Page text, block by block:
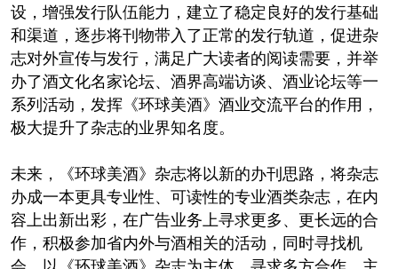
设，增强发行队伍能力，建立了稳定良好的发行基础
和渠道，逐步将刊物带入了正常的发行轨道，促进杂
志对外宣传与发行，满足广大读者的阅读需要，并举
办了酒文化名家论坛、酒界高端访谈、酒业论坛等一
系列活动，发挥《环球美酒》酒业交流平台的作用，
极大提升了杂志的业界知名度。
未来，《环球美酒》杂志将以新的办刊思路，将杂志
办成一本更具专业性、可读性的专业酒类杂志，在内
容上出新出彩，在广告业务上寻求更多、更长远的合
作，积极参加省内外与酒相关的活动，同时寻找机